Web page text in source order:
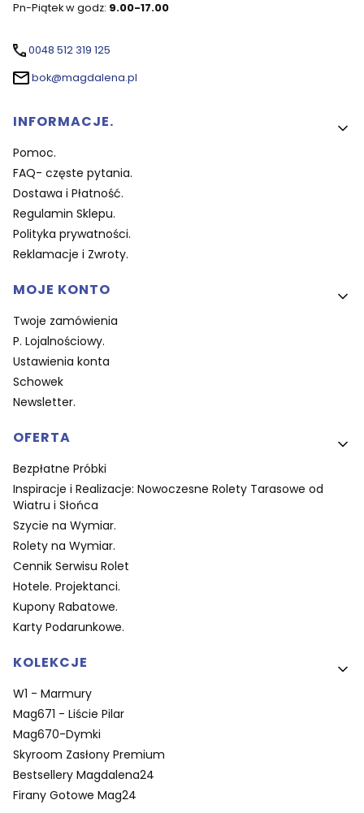
Pn-Piątek w godz: 9.00-17.00
0048 512 319 125
bok@magdalena.pl
Linki w stopce
INFORMACJE.
Pomoc.
FAQ- częste pytania.
Dostawa i Płatność.
Regulamin Sklepu.
Polityka prywatności.
Reklamacje i Zwroty.
MOJE KONTO
Twoje zamówienia
P. Lojalnościowy.
Ustawienia konta
Schowek
Newsletter.
OFERTA
Bezpłatne Próbki
Inspiracje i Realizacje: Nowoczesne Rolety Tarasowe od
Wiatru i Słońca
Szycie na Wymiar.
Rolety na Wymiar.
Cennik Serwisu Rolet
Hotele. Projektanci.
Kupony Rabatowe.
Karty Podarunkowe.
KOLEKCJE
W1 - Marmury
Mag671 - Liście Pilar
Mag670-Dymki
Skyroom Zasłony Premium
Bestsellery Magdalena24
Firany Gotowe Mag24